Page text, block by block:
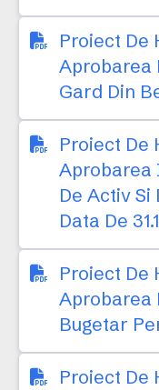
Proiect De
Aprobarea
Gard Din
Proiect De
Aprobarea
De Activ Si
Data De
Proiect De
Aprobarea
Bugetar
Proiect De